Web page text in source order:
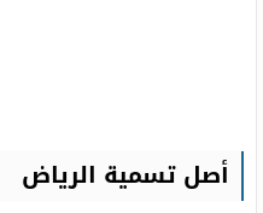
أصل تسمية الرياض